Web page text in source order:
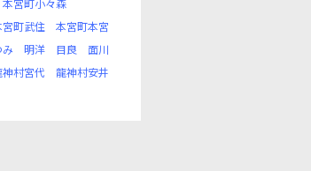
本宮町小々森
宮町武住
本宮町本宮
明洋 目良
面川
神村宮代
龍神村安井